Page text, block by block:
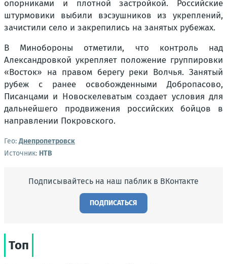
опорниками и плотной застройкой. Российские
штурмовики выбили вэсэушников из укреплений,
зачистили село и закрепились на занятых рубежах.
В Минобороны отметили, что контроль над
Александровкой укрепляет положение группировки
«Восток» на правом берегу реки Волчья. Занятый
рубеж с ранее освобожденными Добропасово,
Писанцами и Новоскелеватым создает условия для
дальнейшего продвижения российских бойцов в
направлении Покровского.
Гео:Днепропетровск
Источник: НТВ
Подписывайтесь на наш паблик в ВКонтакте
ПОДПИСАТЬСЯ
Топ